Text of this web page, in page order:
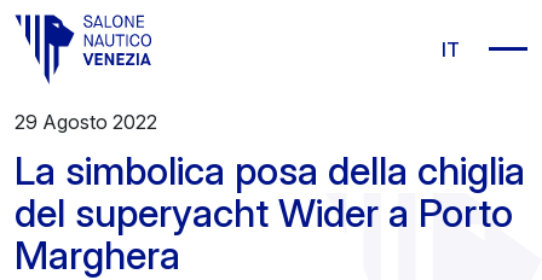
Vai al contenuto principale
IT
29 Agosto 2022
La simbolica posa della chiglia
del superyacht Wider a Porto
Marghera